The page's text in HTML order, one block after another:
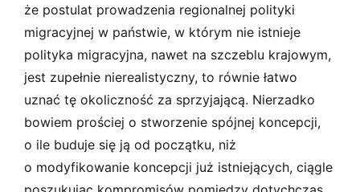
że postulat prowadzenia regionalnej polityki
migracyjnej w państwie, w którym nie istnieje
polityka migracyjna, nawet na szczeblu krajowym,
jest zupełnie nierealistyczny, to równie łatwo
uznać tę okoliczność za sprzyjającą. Nierzadko
bowiem prościej o stworzenie spójnej koncepcji,
o ile buduje się ją od początku, niż
o modyfikowanie koncepcji już istniejących, ciągle